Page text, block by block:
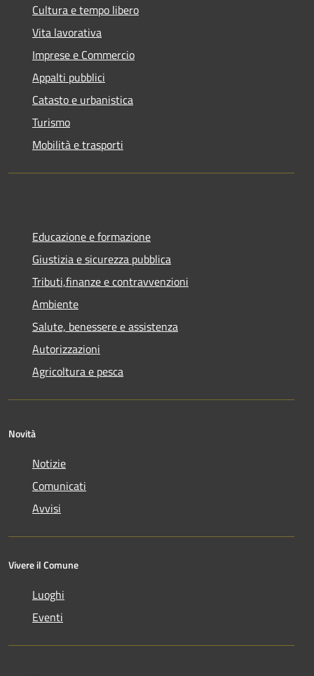
Cultura e tempo libero
Vita lavorativa
Imprese e Commercio
Appalti pubblici
Catasto e urbanistica
Turismo
Mobilità e trasporti
Educazione e formazione
Giustizia e sicurezza pubblica
Tributi,finanze e contravvenzioni
Ambiente
Salute, benessere e assistenza
Autorizzazioni
Agricoltura e pesca
Novità
Notizie
Comunicati
Avvisi
Vivere il Comune
Luoghi
Eventi